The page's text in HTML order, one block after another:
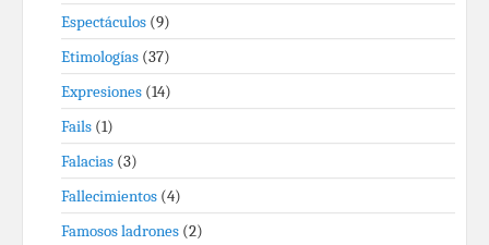
Espectáculos (9)
Etimologías (37)
Expresiones (14)
Fails (1)
Falacias (3)
Fallecimientos (4)
Famosos ladrones (2)